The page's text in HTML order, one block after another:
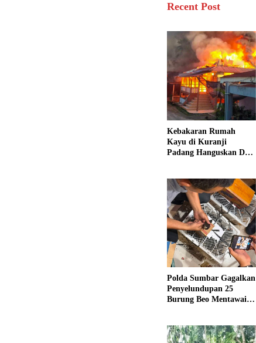
Recent Post
Kebakaran Rumah
Kayu di Kuranji
Padang Hanguskan Dua
Polda Sumbar Gagalkan
Penyelundupan 25
Burung Beo Mentawai,